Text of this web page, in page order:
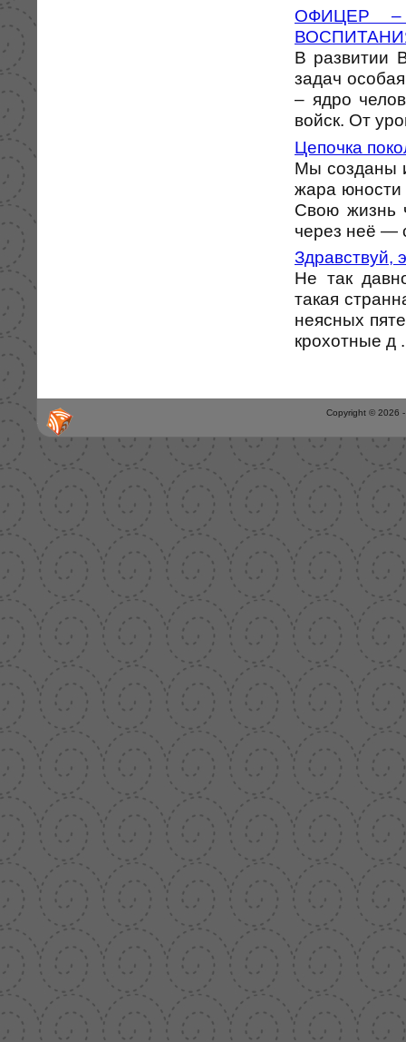
ОФИЦЕР
В развитии
задач
– ядро
войск. От
Цепочка
Мы созданы
жара
Свою жизнь
через неё —
Здравствуй,
Не так
такая
неясных
крохотные д
Copyright © 2026